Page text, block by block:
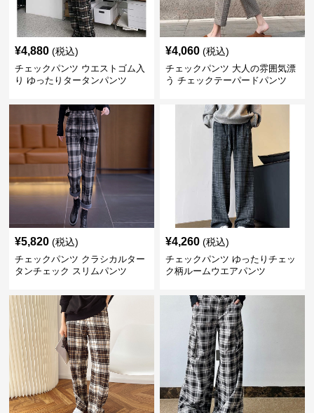
¥4,880 (税込)
チェックパンツ ウエストゴム入
り ゆったりタータンパンツ
¥4,060 (税込)
チェックパンツ 大人の雰囲気漂
う チェックテーパードパンツ
¥5,820 (税込)
チェックパンツ クラシカルター
タンチェック スリムパンツ
¥4,260 (税込)
チェックパンツ ゆったりチェッ
ク柄ルームウエアパンツ